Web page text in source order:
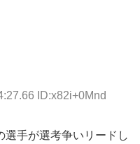
ID:x82i+0Mnd
選手が選考争いリードし